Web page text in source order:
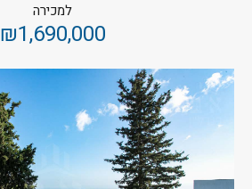
למכירה
₪1,690,000